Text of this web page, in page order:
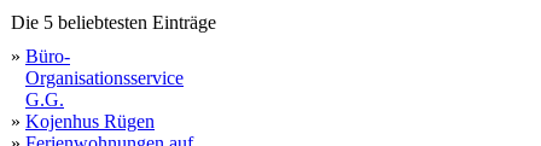
Die 5 beliebtesten Einträge
» Büro-
Organisationsservice
G.G.
» Kojenhus Rügen